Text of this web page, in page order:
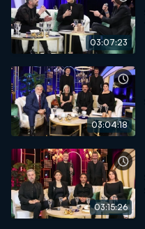
03:07:23
03:04:18
03:15:26